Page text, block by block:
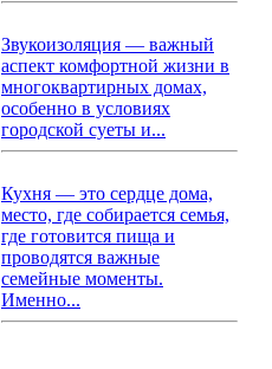
Звукоизоляция — важный
аспект комфортной жизни в
многоквартирных домах,
особенно в условиях
городской суеты и...
Кухня — это сердце дома,
место, где собирается семья,
где готовится пища и
проводятся важные
семейные моменты.
Именно...